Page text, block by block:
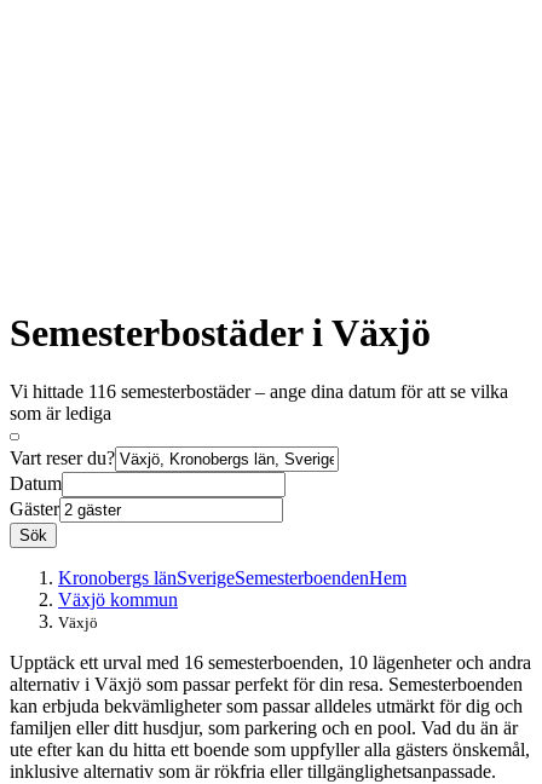
Semesterbostäder i Växjö
Vi hittade 116 semesterbostäder – ange dina datum för att se vilka
som är lediga
Vart reser du?
Datum
Gäster
Sök
Kronobergs länSverigeSemesterboendenHem
Växjö kommun
Växjö
Upptäck ett urval med 16 semesterboenden, 10 lägenheter och andra
alternativ i Växjö som passar perfekt för din resa. Semesterboenden
kan erbjuda bekvämligheter som passar alldeles utmärkt för dig och
familjen eller ditt husdjur, som parkering och en pool. Vad du än är
ute efter kan du hitta ett boende som uppfyller alla gästers önskemål,
inklusive alternativ som är rökfria eller tillgänglighetsanpassade.